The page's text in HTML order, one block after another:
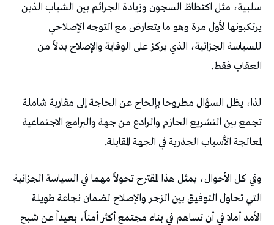
سلبية، مثل اكتظاظ السجون وزيادة الجرائم بين الشباب الذين
يرتكبونها لأول مرة وهو ما يتعارض مع التوجه الإصلاحي
للسياسة الجزائية، الذي يركز على الوقاية والإصلاح بدلاً من
العقاب فقط.
لذا، يظل السؤال مطروحا بإلحاح عن الحاجة إلى مقاربة شاملة
تجمع بين التشريع الحازم والرادع من جهة والبرامج الاجتماعية
لمعالجة الأسباب الجذرية في الجهة المقابلة.
وفي كل الأحوال، يمثل هذا المقترح تحولاً مهما في السياسة الجزائية
التي تحاول التوفيق بين الزجر والإصلاح لضمان نجاعة طويلة
الأمد أملا في أن تساهم في بناء مجتمع أكثر أمناً، بعيداً عن شبح